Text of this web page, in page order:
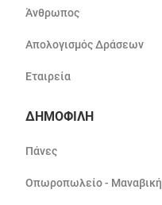
Άνθρωπος
Απολογισμός Δράσεων
Εταιρεία
ΔΗΜΟΦΙΛΗ
Πάνες
Οπωροπωλείο - Μαναβική